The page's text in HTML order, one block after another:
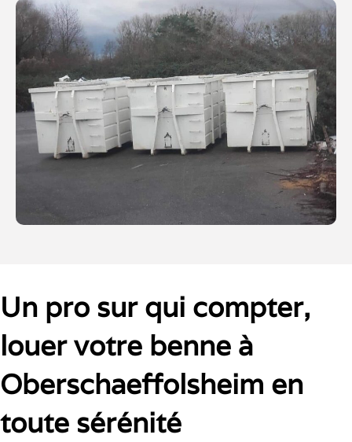
Un pro sur qui compter,
louer votre benne à
Oberschaeffolsheim en
toute sérénité